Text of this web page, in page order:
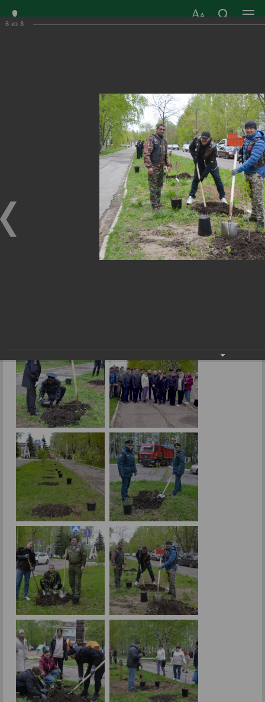
САМОУПРАВЛЕНИЯ
г. Радужный, 1 квартал, д.55
Адрес здания администрации
radugn@avo.ru
Электронная почта
Главная Фотогалерея › Новости
›
Всероссийская акция «Сад памяти»
Всероссийская акция «Сад памяти»
6 из 8